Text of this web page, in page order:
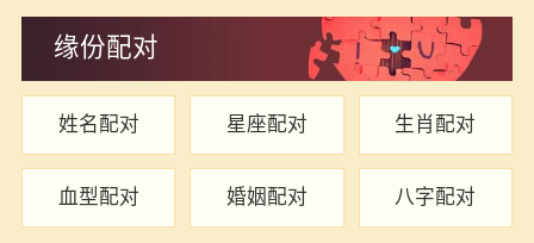
缘份配对
姓名配对 星座配对 生肖配对
血型配对 婚姻配对 八字配对